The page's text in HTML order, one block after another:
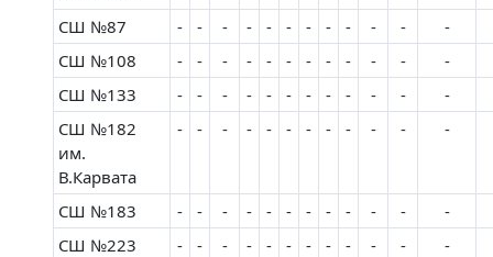
СШ №87 - - - - - - - - - - -
-
СШ №108
- - - - - - - - - - -
-
СШ №133
- - - - - - - - - - -
-
СШ №182
им.
В.Карвата
- - - - - - - - - - - -
СШ №183 - - - - - - - - - - -
-
СШ №223
- - - - - - - - - - - -